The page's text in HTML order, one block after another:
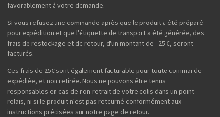
favorablement à votre demande.
Si vous refusez une commande après que le produit a été préparé
pour expédition et que l'étiquette de transport a été générée, des
frais de restockage et de retour, d'un montant de 25 €, seront
facturés.
Ces frais de 25€ sont également facturable pour toute commande
expédiée, et non retirée. Nous ne pouvons être tenus
responsables en cas de non-retrait de votre colis dans un point
relais, ni si le produit n'est pas retourné conformément aux
instructions précisées sur notre page de retour.